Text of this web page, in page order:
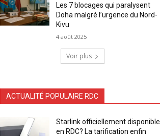
Les 7 blocages qui paralysent
Doha malgré l’urgence du Nord-
Kivu
4 août 2025
Voir plus
ACTUALITÉ POPULAIRE RDC
Starlink officiellement disponible
en RDC? La tarification enfin